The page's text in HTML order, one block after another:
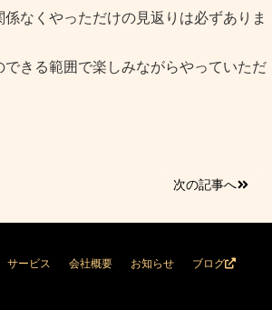
なくやっただけの見返りは必ずありま
きる範囲で楽しみながらやっていただ
次の記事へ
サービス 会社概要 お知らせ ブログ